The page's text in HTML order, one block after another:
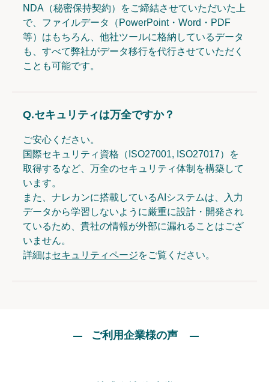
NDA（秘密保持契約）をご締結させていただいた上
で、ファイルデータ（PowerPoint・Word・PDF
等）はもちろん、他社ツールに格納しているデータ
も、すべて弊社がデータ移行を代行させていただく
ことも可能です。
Q.セキュリティは万全ですか？
ご安心ください。
国際セキュリティ資格（ISO27001, ISO27017）を
取得するなど、万全のセキュリティ体制を構築して
います。
また、ナレカンに搭載しているAIシステムは、入力
データから学習しないように厳重に設計・開発され
ているため、貴社の情報が外部に漏れることはござ
いません。
詳細はセキュリティページをご覧ください。
ご利用企業様の声